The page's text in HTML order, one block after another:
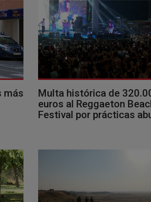
más
Multa histórica de
euros al Reggaeton
Festival por prácticas